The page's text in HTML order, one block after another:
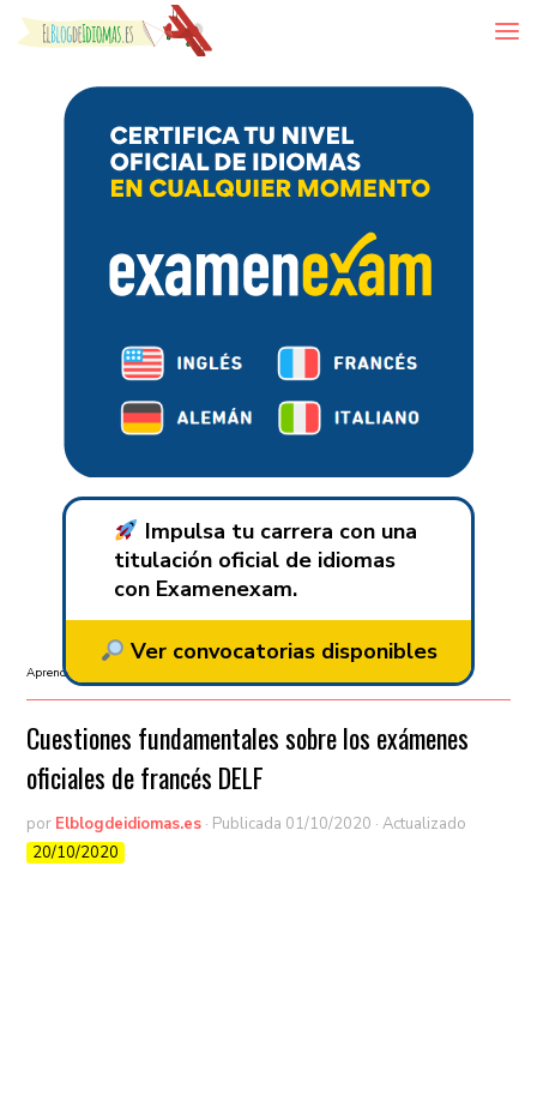
Skip to content
Impulsa tu carrera con una
titulación oficial de idiomas
con Examenexam.
Ver convocatorias disponibles
Aprender francés
Cuestiones fundamentales sobre los exámenes
oficiales de francés DELF
por Elblogdeidiomas.es · Publicada 01/10/2020 · Actualizado
20/10/2020